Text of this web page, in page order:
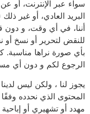
سواء عبر الإنترنت، أو
البريد العادي، أو غير
أننا، في أي وقت، و دون
للنقض لتحرير أو نسخ أو
بأي صورة نراها
الرجوع لكم و دون أي
يجوز لنا ، ولكن ليس لدينا
المحتوى الذي نحدده
مهدد أو تشهيري أو